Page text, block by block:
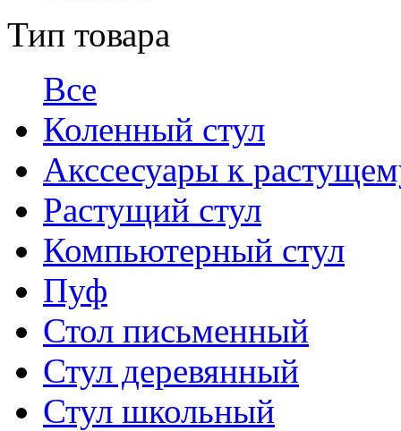
Тип товара
Все
Коленный стул
Акссесуары к
Растущий стул
Компьютерный стул
Пуф
Стол письменный
Стул деревянный
Стул школьный